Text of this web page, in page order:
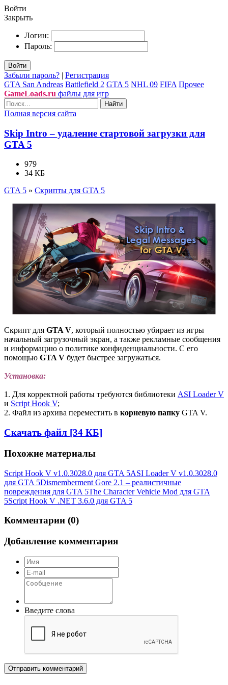
Войти
Закрыть
Логин:
Пароль:
Войти
Забыли пароль? | Регистрация
GTA San Andreas Battlefield 2 GTA 5 NHL 09 FIFA Прочее
GameLoads.ru файлы для игр
Найти
Полная версия сайта
Skip Intro – удаление стартовой загрузки для
GTA 5
979
34 КБ
GTA 5 » Скрипты для GTA 5
Скрипт для GTA V, который полностью убирает из игры
начальный загрузочный экран, а также рекламные сообщения
и информацию о политике конфиденциальности. С его
помощью GTA V будет быстрее загружаться.
Установка:
1. Для корректной работы требуются библиотеки ASI Loader V
и Script Hook V;
2. Файл из архива переместить в корневую папку GTA V.
Скачать файл [34 КБ]
Похожие материалы
Script Hook V v1.0.3028.0 для GTA 5ASI Loader V v1.0.3028.0
для GTA 5Dismemberment Gore 2.1 – реалистичные
повреждения для GTA 5The Character Vehicle Mod для GTA
5Script Hook V .NET 3.6.0 для GTA 5
Комментарии (0)
Добавление комментария
Введите слова
Отправить комментарий